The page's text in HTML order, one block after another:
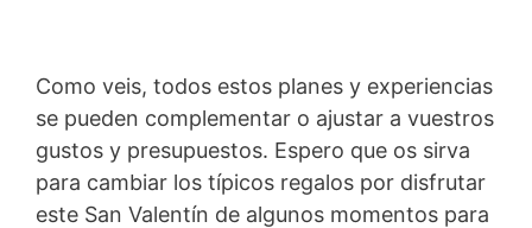
Como veis, todos estos planes y experiencias
se pueden complementar o ajustar a vuestros
gustos y presupuestos. Espero que os sirva
para cambiar los típicos regalos por disfrutar
este San Valentín de algunos momentos para